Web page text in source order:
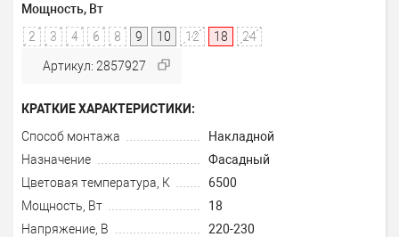
Мощность, Вт
2
3 4 6 8 9 10 12 18 24
Артикул: 2857927
КРАТКИЕ ХАРАКТЕРИСТИКИ:
Способ монтажа
Накладной
Назначение
Фасадный
Цветовая температура, К
6500
Мощность, Вт
18
Напряжение, В
220-230